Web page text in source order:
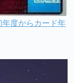
度からカード年